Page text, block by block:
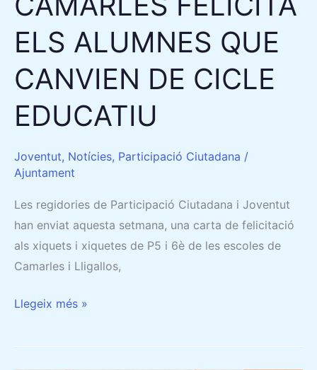
ELS ALUMNES QUE
CANVIEN DE CICLE
EDUCATIU
Joventut, Notícies, Participació Ciutadana /
Ajuntament
Les regidories de Participació Ciutadana i Joventut
han enviat aquesta setmana, una carta de felicitació
als xiquets i xiquetes de P5 i 6è de les escoles de
Camarles i Lligallos,
Llegeix més »